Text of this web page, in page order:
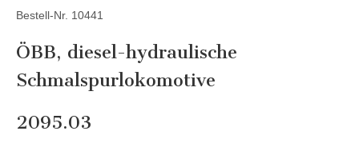
Bestell-Nr. 10441
ÖBB, diesel-hydraulische
Schmalspurlokomotive
2095.03